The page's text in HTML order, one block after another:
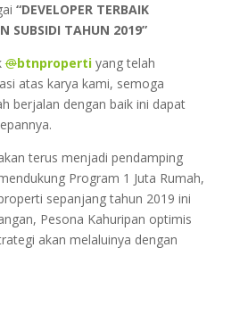
“DEVELOPER TERBAIK
SUBSIDI TAHUN 2019”
@btnpropertiyang telah
atas karya kami, semoga
berjalan dengan baik ini dapat
terus menjadi pendamping
Program 1 Juta Rumah,
sepanjang tahun 2019 ini
Pesona Kahuripan optimis
akan melaluinya dengan